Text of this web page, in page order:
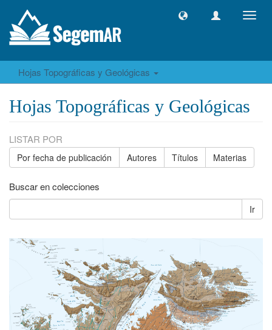
Hojas Topográficas y Geológicas
Hojas Topográficas y Geológicas
LISTAR POR
Por fecha de publicación Autores Títulos Materias
Buscar en colecciones
Ir